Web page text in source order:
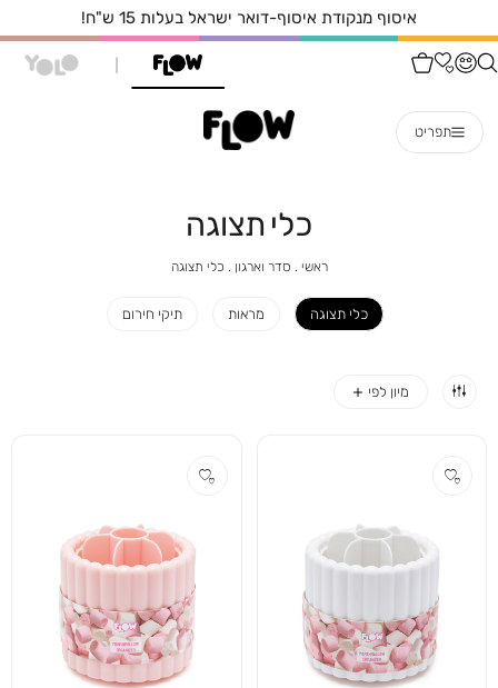
איסוף מנקודת איסוף-דואר ישראל בעלות 15 ש"ח!
תפריט
כלי תצוגה
ראשי ראשי
סדר וארגון
סדר
כלי תצוגה
כלי תצוגה מראות תיקי חירום